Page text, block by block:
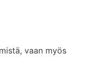
vaan myös